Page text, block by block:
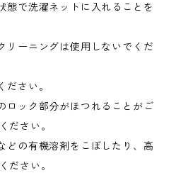
態で洗濯ネットに入れることを
リーニングは使用しないでくだ
さい。
ロック部分がほつれることがご
ださい。
どの有機溶剤をこぼしたり、高
ださい。